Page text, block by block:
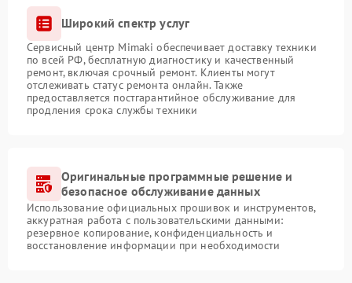
Широкий спектр услуг
Сервисный центр Mimaki обеспечивает доставку техники
по всей РФ, бесплатную диагностику и качественный
ремонт, включая срочный ремонт. Клиенты могут
отслеживать статус ремонта онлайн. Также
предоставляется постгарантийное обслуживание для
продления срока службы техники
Оригинальные программные решение и
безопасное обслуживание данных
Использование официальных прошивок и инструментов,
аккуратная работа с пользовательскими данными:
резервное копирование, конфиденциальность и
восстановление информации при необходимости